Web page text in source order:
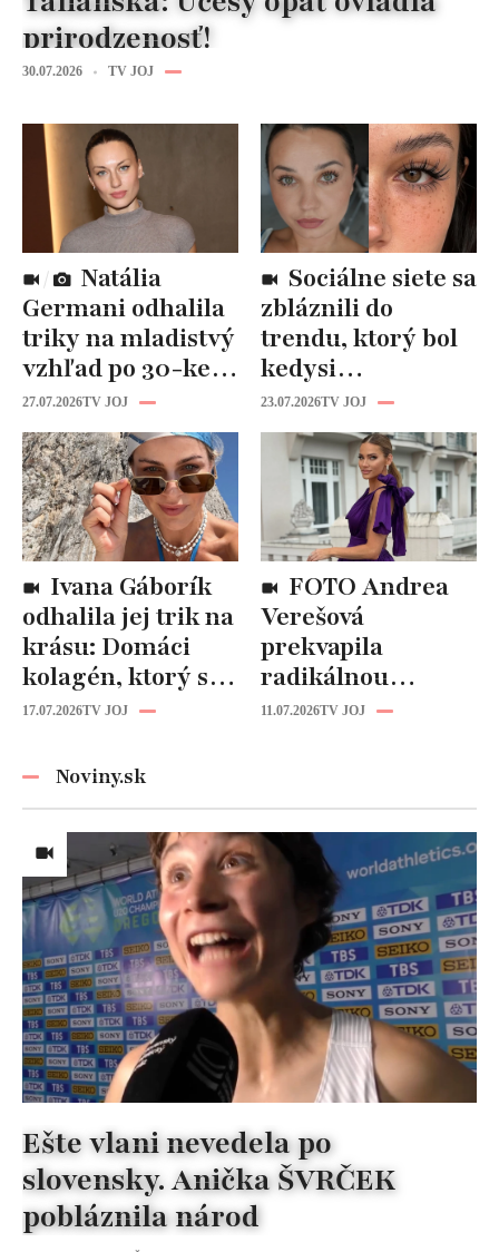
prirodzenosť!
30.07.2026 TV JOJ
Germani odhalila
triky na mladistvý
vzhľad po 30-ke:
Fungujú lepšie
než drahá
kozmetika
27.07.2026TV JOJ
zbláznili do
trendu, ktorý bol
kedysi
katastrofou:
„Mušie nohy“ sú
späť!
23.07.2026TV JOJ
odhalila jej trik na
krásu: Domáci
kolagén, ktorý si
zvládnete
17.07.2026TV JOJ
Verešová
prekvapila
radikálnou
zmenou účesu: Je
11.07.2026TV JOJ
Noviny.sk
Ešte vlani nevedela po
slovensky. Anička ŠVRČEK
pobláznila národ